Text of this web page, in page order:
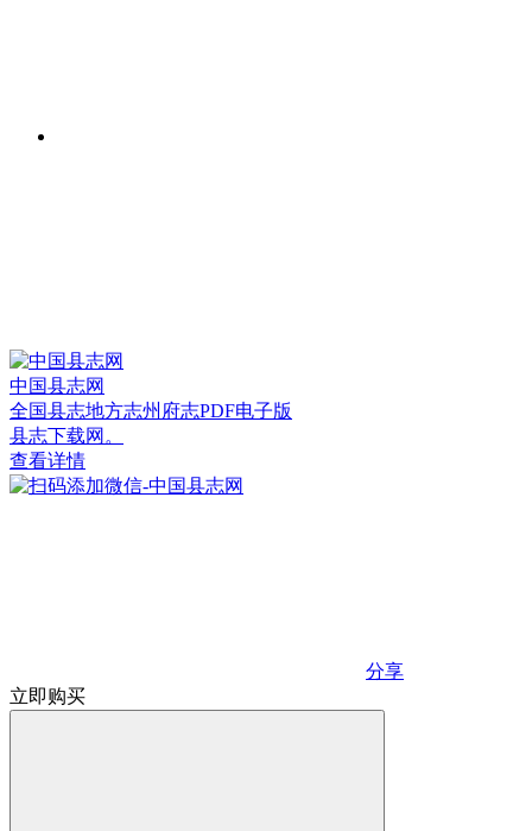
中国县志网
全国县志地方志州府志PDF电子版
县志下载网。
查看详情
分享
立即购买